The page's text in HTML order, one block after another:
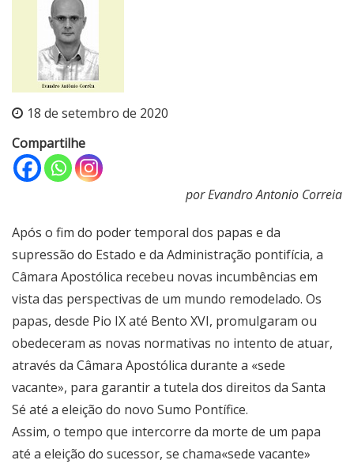
18 de setembro de 2020
Compartilhe
por Evandro Antonio Correia
Após o fim do poder temporal dos papas e da
supressão do Estado e da Administração pontifícia, a
Câmara Apostólica recebeu novas incumbências em
vista das perspectivas de um mundo remodelado. Os
papas, desde Pio IX até Bento XVI, promulgaram ou
obedeceram as novas normativas no intento de atuar,
através da Câmara Apostólica durante a «sede
vacante», para garantir a tutela dos direitos da Santa
Sé até a eleição do novo Sumo Pontífice.
Assim, o tempo que intercorre da morte de um papa
até a eleição do sucessor, se chama«sede vacante»